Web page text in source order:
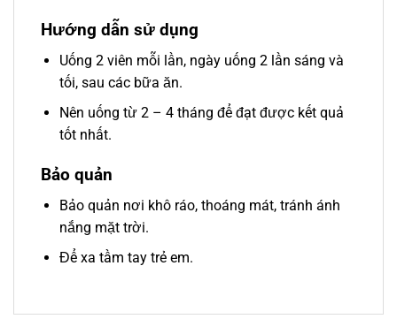
Hướng dẫn sử dụng
Uống 2 viên mỗi lần, ngày uống 2 lần sáng và
tối, sau các bữa ăn.
Nên uống từ 2 – 4 tháng để đạt được kết quả
tốt nhất.
Bảo quản
Bảo quản nơi khô ráo, thoáng mát, tránh ánh
nắng mặt trời.
Để xa tầm tay trẻ em.